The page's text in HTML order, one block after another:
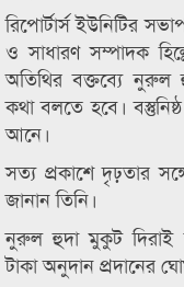
রিপোর্টার্স ইউনিটির
ও সাধারণ সম্পাদক
অতিথির বক্তব্যে নুরুল
কথা বলতে হবে।
আনে।
সত্য প্রকাশে দৃঢ়তার
জানান তিনি।
নুরুল হুদা মুকুট দিরাই
টাকা অনুদান প্রদানের